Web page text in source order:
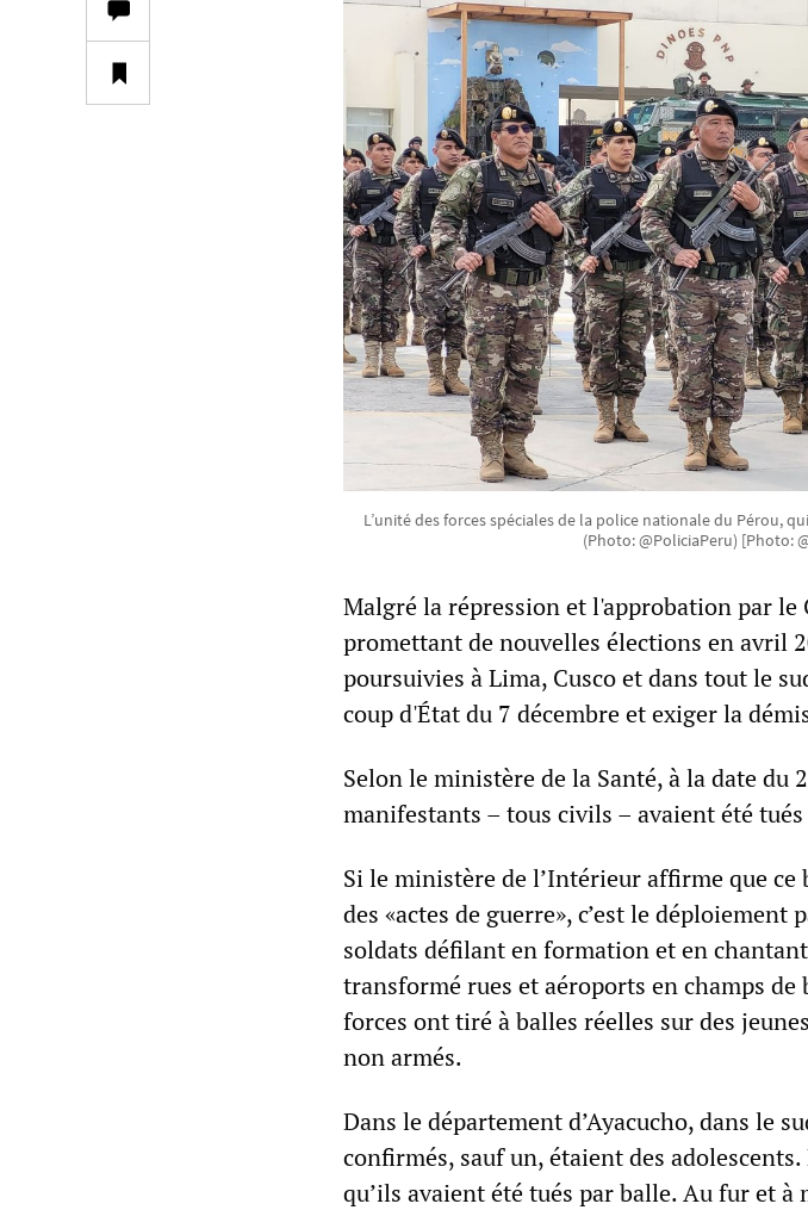
L’unité des forces spéciales de la police nationale du Pérou,
(Photo: @PoliciaPeru) [Photo:
Malgré la répression et l'approbation par
promettant de nouvelles élections en avril
poursuivies à Lima, Cusco et dans tout le
coup d'État du 7 décembre et exiger la
Selon le ministère de la Santé, à la date du
manifestants – tous civils – avaient été
Si le ministère de l’Intérieur affirme que
des «actes de guerre», c’est le
soldats défilant en formation et en
transformé rues et aéroports en champs de
forces ont tiré à balles réelles sur des
non armés.
Dans le département d’Ayacucho, dans le
confirmés, sauf un, étaient des
qu’ils avaient été tués par balle. Au fur et à